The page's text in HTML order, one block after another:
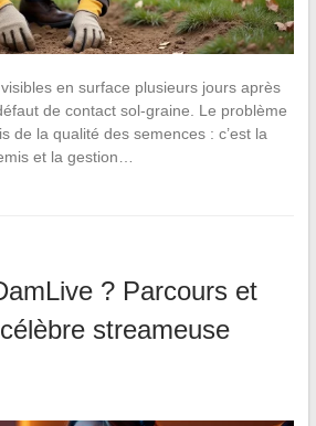
en surface plusieurs jours après
de contact sol-graine. Le problème
de la qualité des semences : c’est la
et la gestion…
? Parcours et
streameuse